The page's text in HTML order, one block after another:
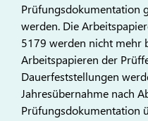
Prüfungsdokumentation
werden. Die
5179 werden nicht mehr
Arbeitspapieren der
Dauerfeststellungen
Jahresübernahme nach
Prüfungsdokumentation